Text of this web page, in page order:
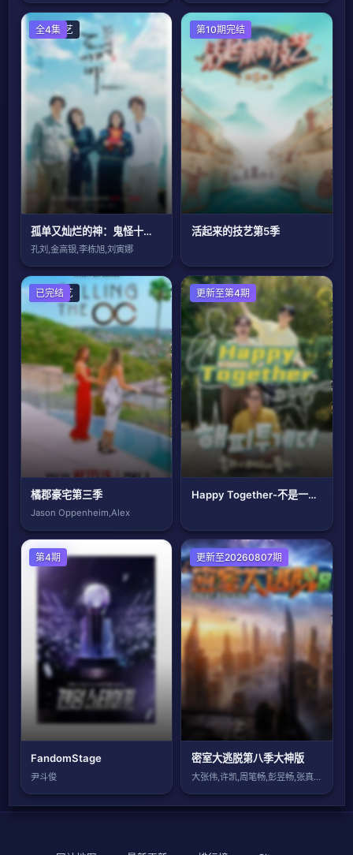
日韩综艺
全4集
孤单又灿烂的神：鬼怪十周年特辑
孔刘,金高银,李栋旭,刘寅娜
大陆综艺
第10期完结
活起来的技艺第5季
欧美综艺
已完结
橘郡豪宅第三季
Jason Oppenheim,Alex
日韩综艺
更新至第4期
Happy Together-不是一个人真好
第4期
FandomStage
尹斗俊
大陆综艺
更新至20260807期
密室大逃脱第八季大神版
大张伟,许凯,周笔畅,彭昱畅,张真源,陈